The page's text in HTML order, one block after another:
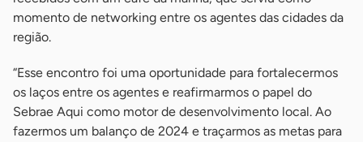
momento de networking entre os agentes das cidades da
região.
“Esse encontro foi uma oportunidade para fortalecermos
os laços entre os agentes e reafirmarmos o papel do
Sebrae Aqui como motor de desenvolvimento local. Ao
fazermos um balanço de 2024 e traçarmos as metas para